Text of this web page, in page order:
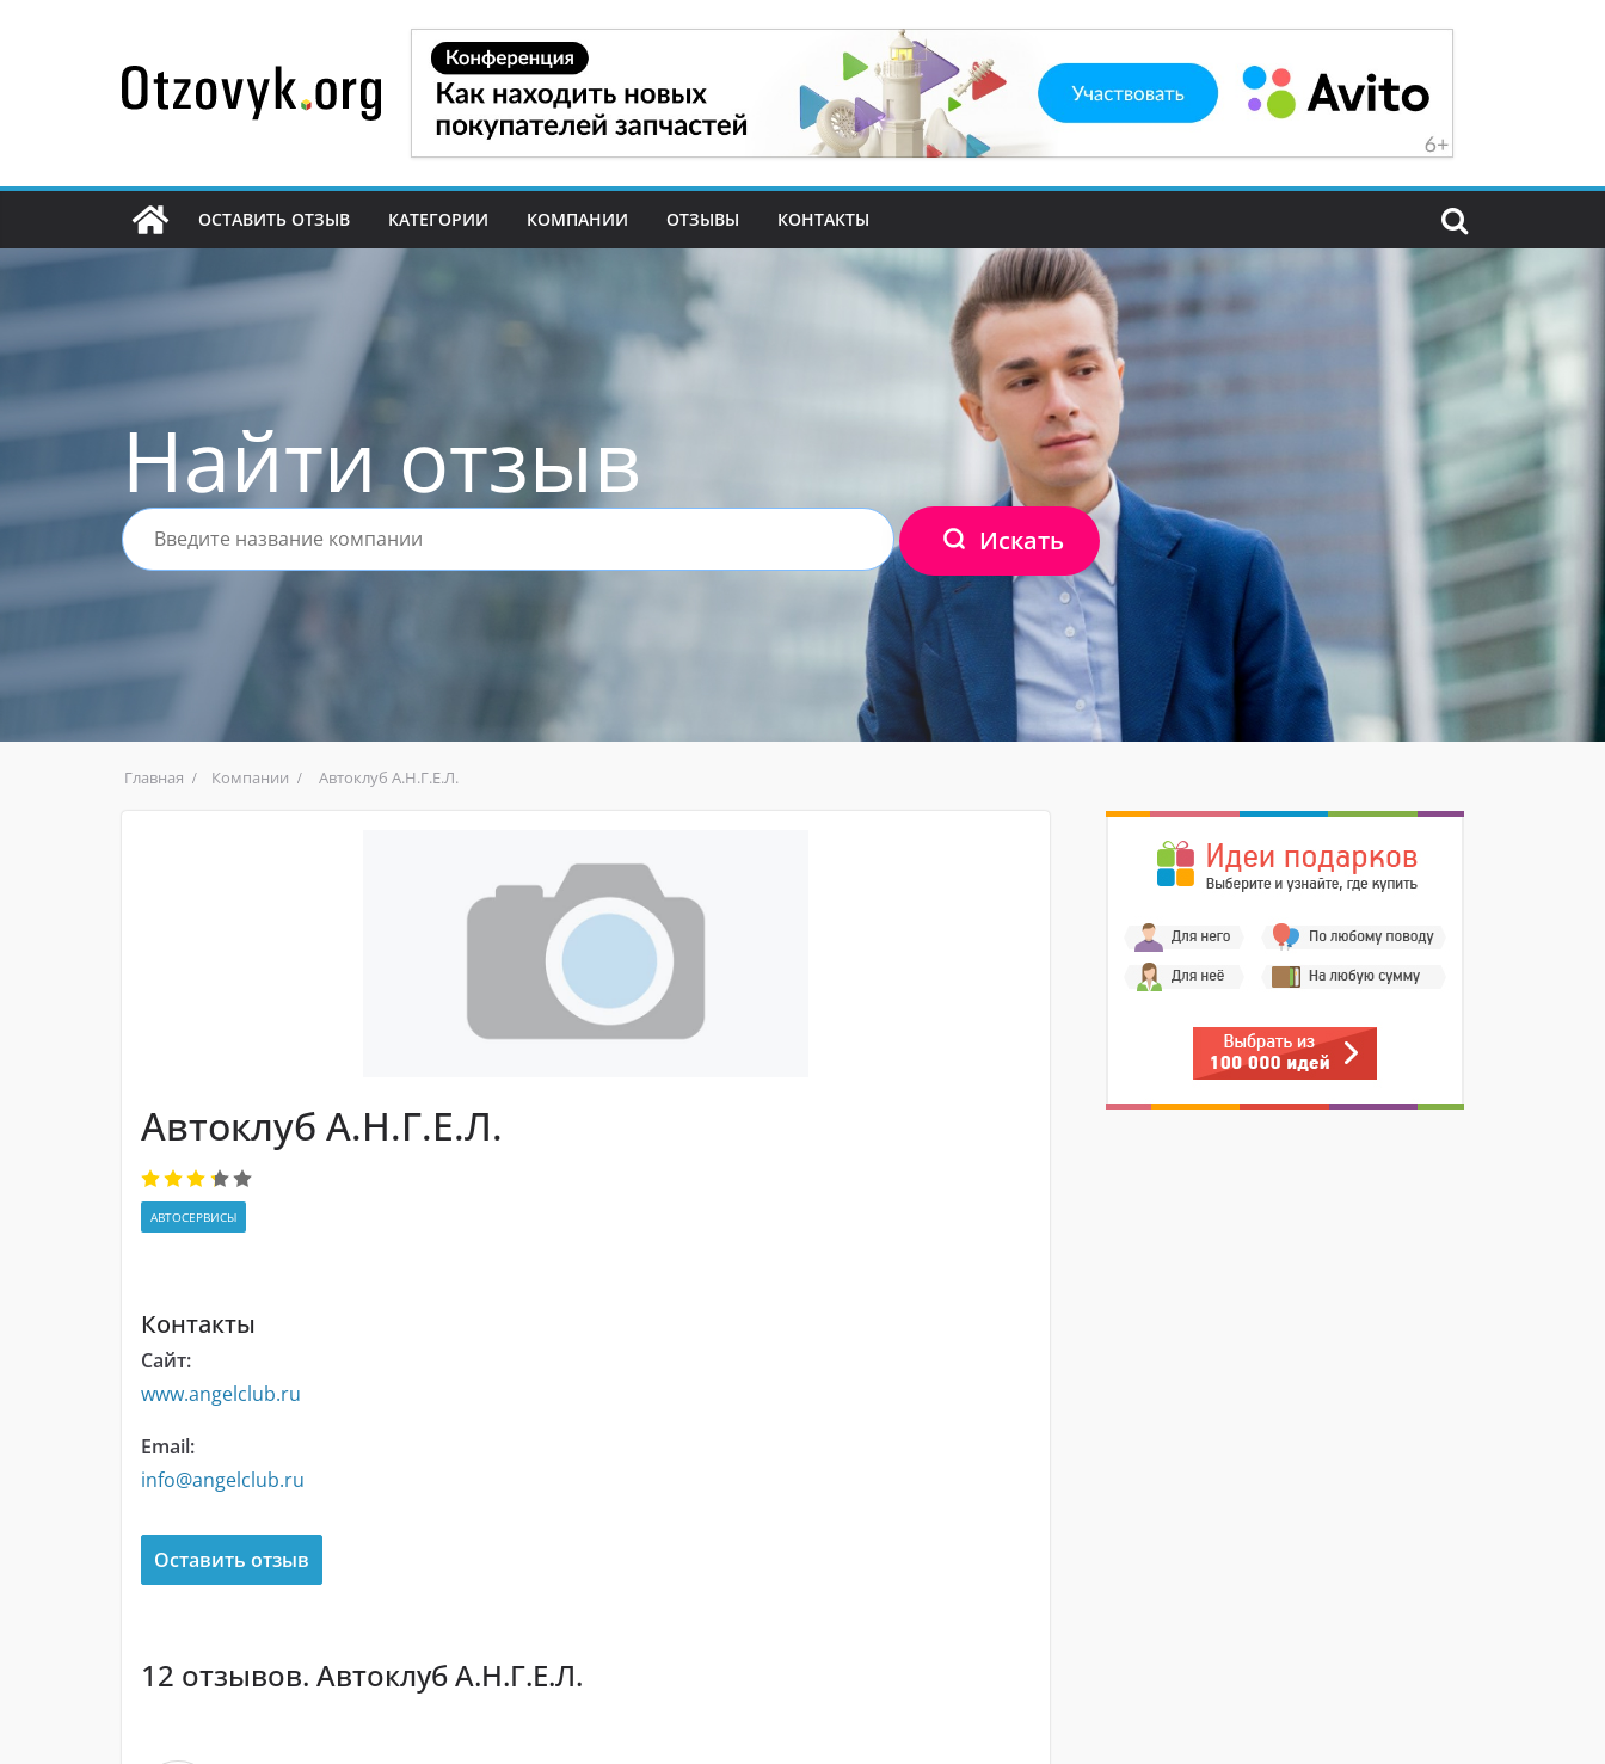
содержимому
ОСТАВИТЬ ОТЗЫВ КАТЕГОРИИ КОМПАНИИ ОТЗЫВЫ КОНТАКТЫ
Найти отзыв
Искать
Главная Компании Автоклуб А.Н.Г.Е.Л.
Автоклуб А.Н.Г.Е.Л.
АВТОСЕРВИСЫ
Контакты
Сайт:
www.angelclub.ru
Email:
info@angelclub.ru
Оставить отзыв
12 отзывов. Автоклуб А.Н.Г.Е.Л.